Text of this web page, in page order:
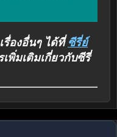
รื่องอื่นๆ ได้ที่ ซีรี่ย์
พิ่มเติมเกี่ยวกับซีรี่